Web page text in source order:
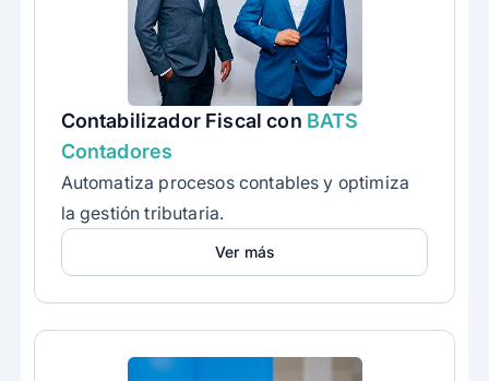
Contabilizador Fiscal con BATS
Contadores
Automatiza procesos contables y optimiza
la gestión tributaria.
Ver más